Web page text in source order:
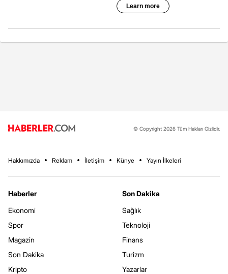
© Copyright 2026 Tüm Hakları Gizlidir.
Hakkımızda Reklam İletişim Künye Yayın İlkeleri
Haberler
Ekonomi
Spor
Magazin
Son Dakika
Kripto
Son Dakika
Sağlık
Teknoloji
Finans
Turizm
Yazarlar